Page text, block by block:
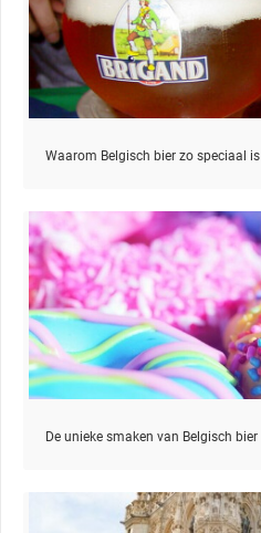
Waarom Belgisch bier zo speciaal is
De unieke smaken van Belgisch bier